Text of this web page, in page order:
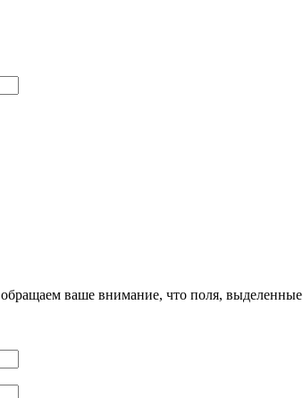
ваше внимание, что поля, выделенные